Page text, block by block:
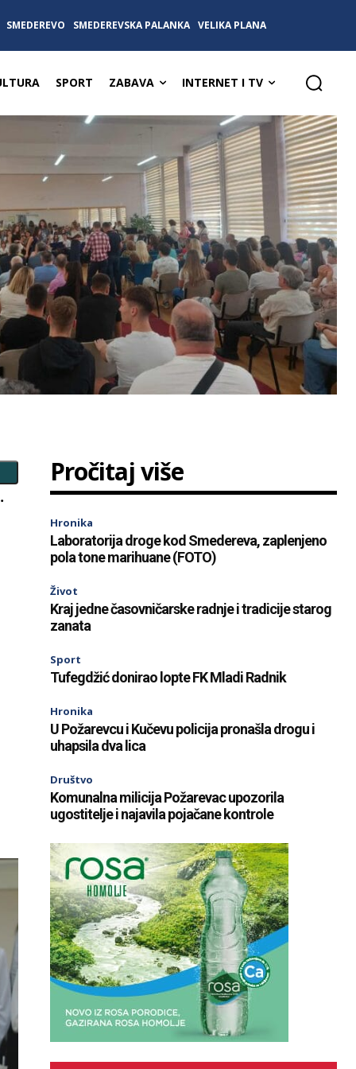
SMEDEREVO SMEDEREVSKA PALANKA VELIKA PLANA
SPORT ZABAVA INTERNET I TV
Pročitaj više
Hronika
Laboratorija droge kod Smedereva, zaplenjeno
pola tone marihuane (FOTO)
Život
Kraj jedne časovničarske radnje i tradicije starog
zanata
Sport
Tufegdžić donirao lopte FK Mladi Radnik
Hronika
U Požarevcu i Kučevu policija pronašla drogu i
uhapsila dva lica
Društvo
Komunalna milicija Požarevac upozorila
ugostitelje i najavila pojačane kontrole